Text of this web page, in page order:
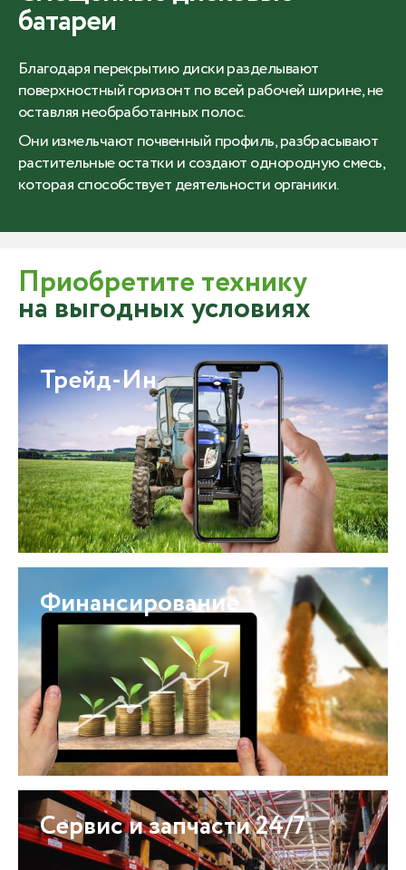
батареи
Благодаря перекрытию диски разделывают
поверхностный горизонт по всей рабочей ширине, не
оставляя необработанных полос.
Они измельчают почвенный профиль, разбрасывают
растительные остатки и создают однородную смесь,
которая способствует деятельности органики.
Приобретите технику
на выгодных условиях
Трейд-Ин
Финансирование
Сервис и запчасти 24/7